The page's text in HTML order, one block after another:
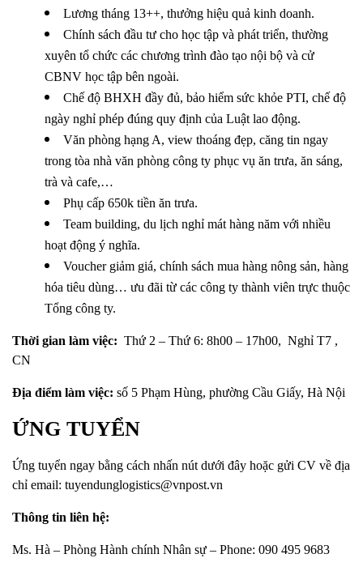
Lương tháng 13++, thưởng hiệu quả kinh doanh.
Chính sách đầu tư cho học tập và phát triển, thường
xuyên tổ chức các chương trình đào tạo nội bộ và cử
CBNV học tập bên ngoài.
Chế độ BHXH đầy đủ, bảo hiểm sức khỏe PTI, chế độ
ngày nghỉ phép đúng quy định của Luật lao động.
Văn phòng hạng A, view thoáng đẹp, căng tin ngay
trong tòa nhà văn phòng công ty phục vụ ăn trưa, ăn sáng,
trà và cafe,…
Phụ cấp 650k tiền ăn trưa.
Team building, du lịch nghỉ mát hàng năm với nhiều
hoạt động ý nghĩa.
Voucher giảm giá, chính sách mua hàng nông sản, hàng
hóa tiêu dùng… ưu đãi từ các công ty thành viên trực thuộc
Tổng công ty.
Thời gian làm việc: Thứ 2 – Thứ 6: 8h00 – 17h00, Nghỉ T7 ,
CN
Địa điểm làm việc: số 5 Phạm Hùng, phường Cầu Giấy, Hà Nội
ỨNG TUYỂN
Ứng tuyển ngay bằng cách nhấn nút dưới đây hoặc gửi CV về địa
chỉ email: tuyendunglogistics@vnpost.vn
Thông tin liên hệ:
Ms. Hà – Phòng Hành chính Nhân sự – Phone: 090 495 9683